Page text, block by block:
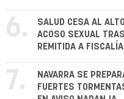
6.
SALUD CESA AL
ACOSO SEXUAL
REMITIDA A FISCALÍA
7.
NAVARRA SE
FUERTES